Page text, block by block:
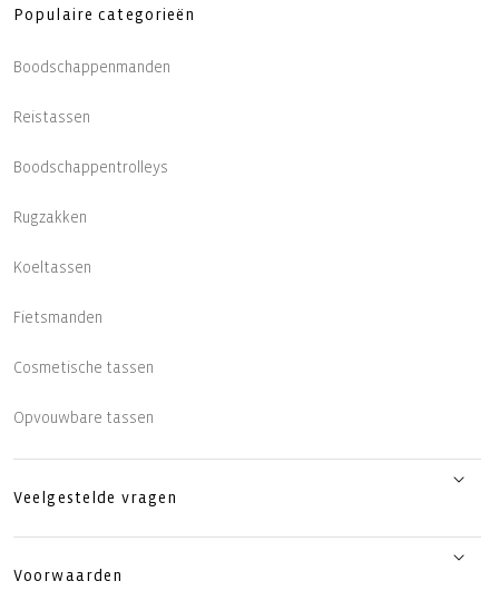
Populaire categorieën
Boodschappenmanden
Reistassen
Boodschappentrolleys
Rugzakken
Koeltassen
Fietsmanden
Cosmetische tassen
Opvouwbare tassen
Veelgestelde vragen
Voorwaarden